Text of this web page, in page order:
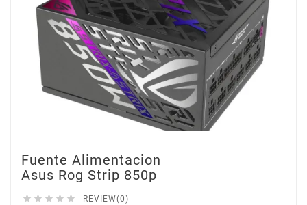
Fuente Alimentacion
Asus Rog Strip 850p
     REVIEW(0)